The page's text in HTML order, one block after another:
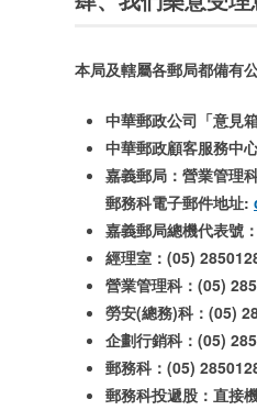
本局及轄屬各郵局都備有
中華郵政公司「意見
中華郵政顧客服務中
嘉義郵局：營業管理
郵務科電子郵件地址:
嘉義郵局總機代表號
經理室：(05)
營業管理科：(05)
勞安(總務)科：(05)
企劃行銷科：(05)
郵務科：(05)
郵務科投遞股：直接